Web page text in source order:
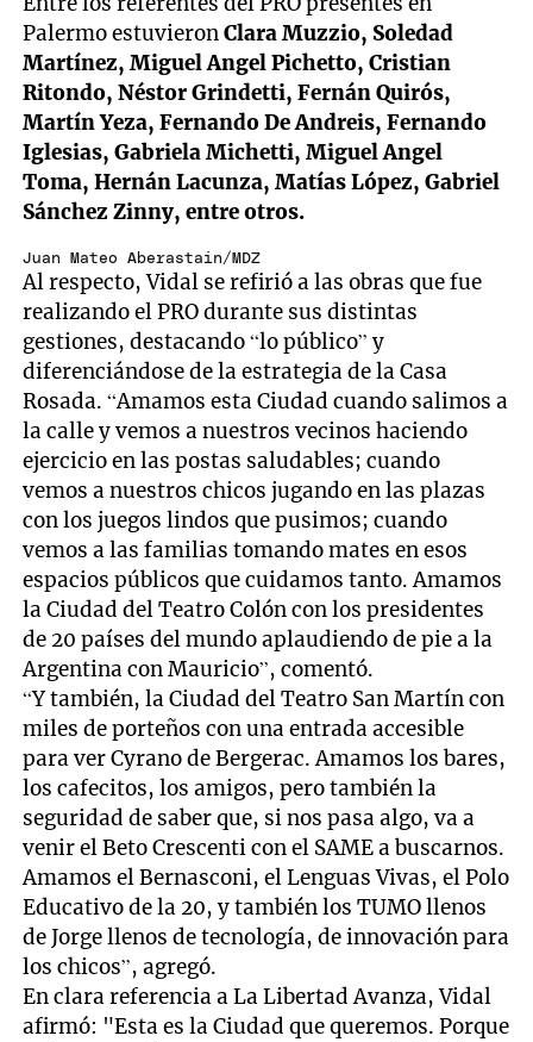
Palermo estuvieronClara Muzzio, Soledad
Martínez, Miguel Angel Pichetto, Cristian
Ritondo, Néstor Grindetti, Fernán Quirós,
Martín Yeza, Fernando De Andreis, Fernando
Iglesias, Gabriela Michetti, Miguel Angel
Toma, Hernán Lacunza, Matías López, Gabriel
Sánchez Zinny, entre otros.
Juan Mateo Aberastain/MDZ
Al respecto, Vidal se refirió a las obras que fue
realizando el PRO durante sus distintas
gestiones, destacando “lo público” y
diferenciándose de la estrategia de la Casa
Rosada. “Amamos esta Ciudad cuando salimos a
la calle y vemos a nuestros vecinos haciendo
ejercicio en las postas saludables; cuando
vemos a nuestros chicos jugando en las plazas
con los juegos lindos que pusimos; cuando
vemos a las familias tomando mates en esos
espacios públicos que cuidamos tanto. Amamos
la Ciudad del Teatro Colón con los presidentes
de 20 países del mundo aplaudiendo de pie a la
Argentina con Mauricio”, comentó.
“Y también, la Ciudad del Teatro San Martín con
miles de porteños con una entrada accesible
para ver Cyrano de Bergerac. Amamos los bares,
los cafecitos, los amigos, pero también la
seguridad de saber que, si nos pasa algo, va a
venir el Beto Crescenti con el SAME a buscarnos.
Amamos el Bernasconi, el Lenguas Vivas, el Polo
Educativo de la 20, y también los TUMO llenos
de Jorge llenos de tecnología, de innovación para
los chicos”, agregó.
En clara referencia a La Libertad Avanza, Vidal
afirmó: "Esta es la Ciudad que queremos. Porque